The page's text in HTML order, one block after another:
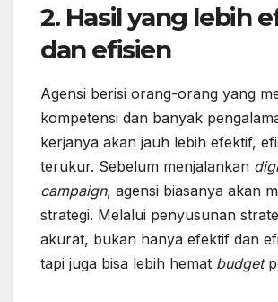
2. Hasil yang lebih
dan efisien
Agensi berisi orang-orang yang
kompetensi dan banyak
kerjanya akan jauh lebih efektif,
terukur. Sebelum menjalankan
campaign, agensi biasanya akan
strategi. Melalui penyusunan
akurat, bukan hanya efektif dan
tapi juga bisa lebih hemat budget